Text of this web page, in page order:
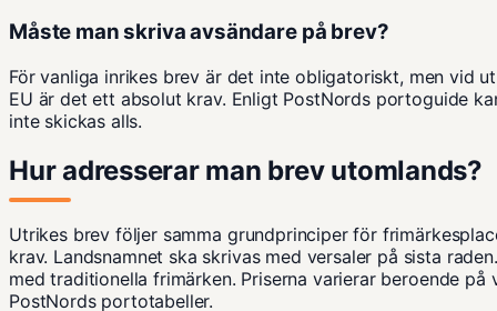
Måste man skriva avsändare på brev?
För vanliga inrikes brev är det inte obligatoriskt, men vid
EU är det ett absolut krav. Enligt PostNords portoguide
inte skickas alls.
Hur adresserar man brev utomlands?
Utrikes brev följer samma grundprinciper för
krav. Landsnamnet ska skrivas med versaler på sista
med traditionella frimärken. Priserna varierar beroende
PostNords portotabeller.